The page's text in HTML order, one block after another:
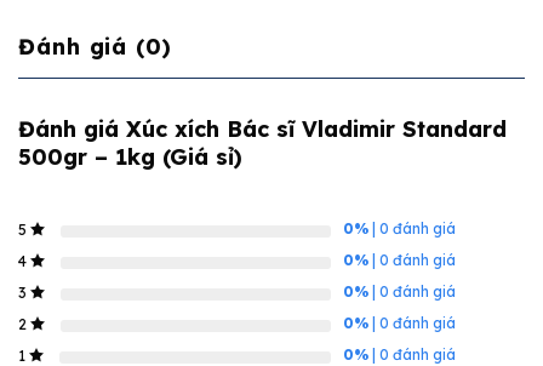
Đánh giá (0)
Đánh giá Xúc xích Bác sĩ Vladimir Standard
500gr – 1kg (Giá sỉ)
5 0% | 0 đánh giá
4
0% | 0 đánh giá
3
0% | 0 đánh giá
2
0% | 0 đánh giá
1
0% | 0 đánh giá